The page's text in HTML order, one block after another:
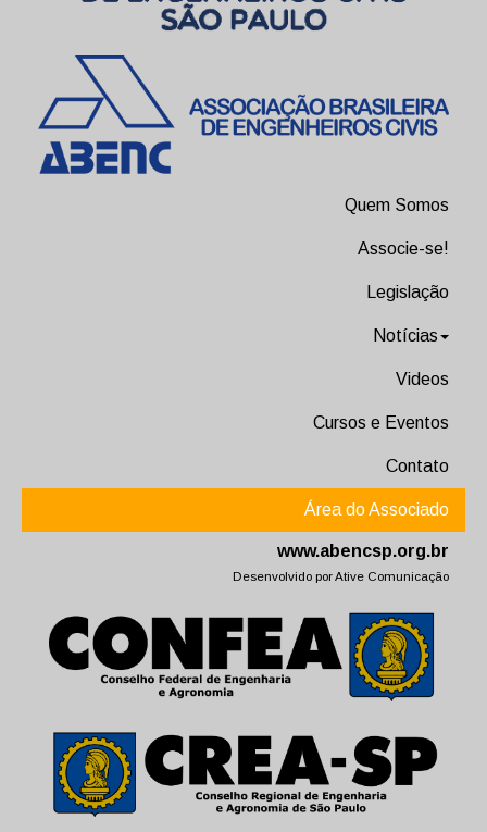
Quem Somos
Associe-se!
Legislação
Notícias
Videos
Cursos e Eventos
Contato
Área do Associado
www.abencsp.org.br
Desenvolvido porAtive Comunicação